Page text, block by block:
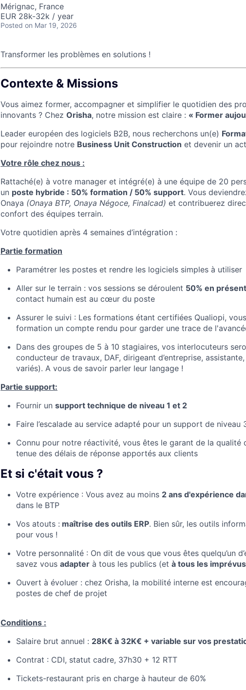
Mérignac, France
EUR 28k-32k / year
Posted on Mar 19, 2026
Transformer les problèmes en solutions !
Contexte & Missions
Vous aimez former, accompagner et simplifier le quotidien des
innovants ? Chez Orisha, notre mission est claire : « Former
Leader européen des logiciels B2B, nous recherchons un(e)
pour rejoindre notre Business Unit Construction et devenir un
Votre rôle chez nous :
Rattaché(e) à votre manager et intégré(e) à une équipe de 20
un poste hybride : 50% formation / 50% support. Vous
Onaya (Onaya BTP, Onaya Négoce, Finalcad) et contribuerez
confort des équipes terrain.
Votre quotidien après 4 semaines d’intégration :
Partie formation
Paramétrer les postes et rendre les logiciels simples à utiliser
Aller sur le terrain : vos sessions se déroulent 50% en
contact humain est au cœur du poste
Assurer le suivi : Les formations étant certifiées Qualiopi,
formation un compte rendu pour garder une trace de
Dans des groupes de 5 à 10 stagiaires, vos interlocuteurs
conducteur de travaux, DAF, dirigeant d’entreprise,
variés). A vous de savoir parler leur langage !
Partie support:
Fournir un support technique de niveau 1 et 2
Faire l’escalade au service adapté pour un support de niveau
Connu pour notre réactivité, vous êtes le garant de la qualité
tenue des délais de réponse apportés aux clients
Et si c'était vous ?
Votre expérience : Vous avez au moins 2 ans d'expérience
dans le BTP
Vos atouts : maîtrise des outils ERP. Bien sûr, les outils
pour vous !
Votre personnalité : On dit de vous que vous êtes quelqu’un
savez vous adapter à tous les publics (et à tous les
Ouvert à évoluer : chez Orisha, la mobilité interne est
postes de chef de projet
Conditions :
Salaire brut annuel : 28K€ à 32K€ + variable sur vos
Contrat : CDI, statut cadre, 37h30 + 12 RTT
Tickets-restaurant pris en charge à hauteur de 60%